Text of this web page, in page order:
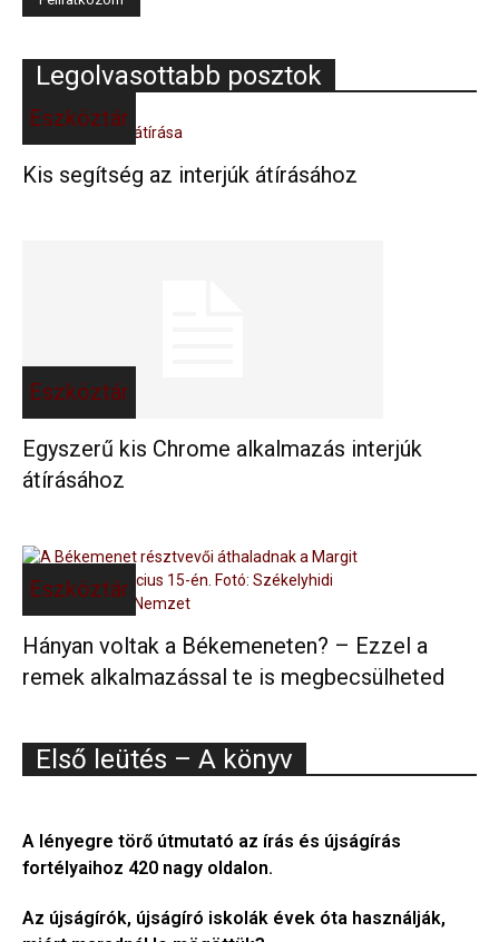
Legolvasottabb posztok
Eszköztár
Kis segítség az interjúk átírásához
Eszköztár
Egyszerű kis Chrome alkalmazás interjúk
átírásához
Eszköztár
Hányan voltak a Békemeneten? – Ezzel a
remek alkalmazással te is megbecsülheted
Első leütés – A könyv
A lényegre törő útmutató az írás és újságírás
fortélyaihoz 420 nagy oldalon.
Az újságírók, újságíró iskolák évek óta használják,